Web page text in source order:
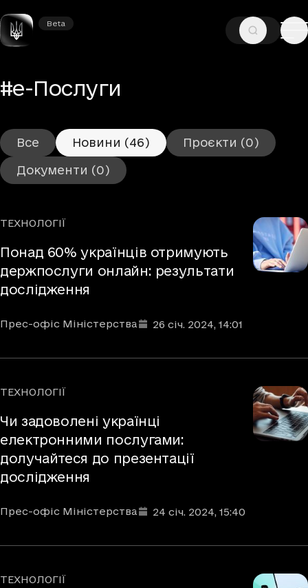
Beta
Beta
ГОЛОВНА
#е-Послуги
Все Новини (46) Проєкти (0)
Документи (0)
Рубрики
ТЕХНОЛОГІЇ
Понад 60% українців отримують
держпослуги онлайн: результати
дослідження
Автори
Прес-офіс Міністерства
Дата та час публікації: 26 січ. 2024, 14:01
Рубрики
ТЕХНОЛОГІЇ
Чи задоволені українці
електронними послугами:
долучайтеся до презентації
дослідження
Автори
Прес-офіс Міністерства
Дата та час публікації: 24 січ. 2024, 15:40
Рубрики
ТЕХНОЛОГІЇ